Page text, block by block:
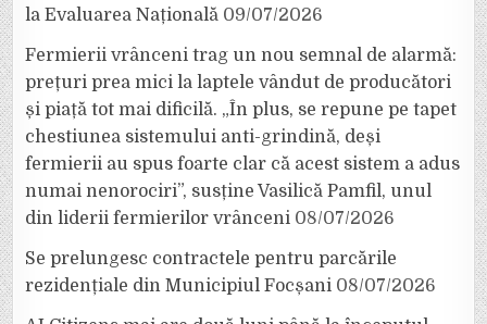
la Evaluarea Națională 09/07/2026
Fermierii vrânceni trag un nou semnal de alarmă:
prețuri prea mici la laptele vândut de producători
și piață tot mai dificilă. „În plus, se repune pe tapet
chestiunea sistemului anti-grindină, deși
fermierii au spus foarte clar că acest sistem a adus
numai nenorociri”, susține Vasilică Pamfil, unul
din liderii fermierilor vrânceni 08/07/2026
Se prelungesc contractele pentru parcările
rezidențiale din Municipiul Focșani 08/07/2026